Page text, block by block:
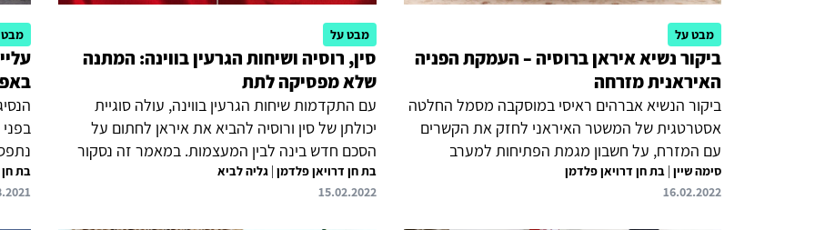
מבט על
ביקור נשיא איראן ברוסיה – העמקת הפניה
האיראנית מזרחה
ביקור הנשיא אברהים ראיסי במוסקבה מסמל החלטה
אסטרטגית של המשטר האיראני לחזק את הקשרים
עם המזרח, על חשבון מגמת הפתיחות למערב
שהוביל הנשיא חסן רוחאני. תפנית זו מהווה סלע
מחלוקת בין הזרמים הפוליטיים באיראן. אולם,
סימה שיין | בת חן דרויאן פלדמן
16.02.2022
מבט על
סין, רוסיה ושיחות הגרעין בווינה: המתנה
שלא מפסיקה לתת
עם התקדמות שיחות הגרעין בווינה, עולה סוגיית
יכולתן של סין ורוסיה להביא את איראן לחתום על
הסכם חדש בינה לבין המעצמות. במאמר זה נסקור
את ראיית סין ורוסיה את יחסיהן עם איראן ואת
האינטרסים שלהן במשא ומתן, וננסה להעריך האם
בת חן דרויאן פלדמן |גליה לביא
15.02.2022
בת חן